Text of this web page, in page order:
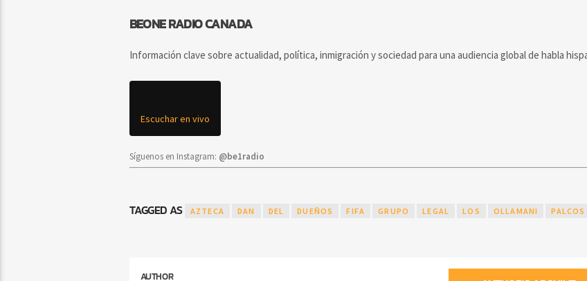
BEONE RADIO CANADA
Información clave sobre actualidad, política, inmigración y sociedad para una audiencia global de habla
Escuchar en vivo
Síguenos en Instagram: @be1radio
TAGGED AS AZTECA DAN DEL DUEÑOS FIFA GRUPO LEGAL LOS OLLAMANI PALCOS
AUTHOR